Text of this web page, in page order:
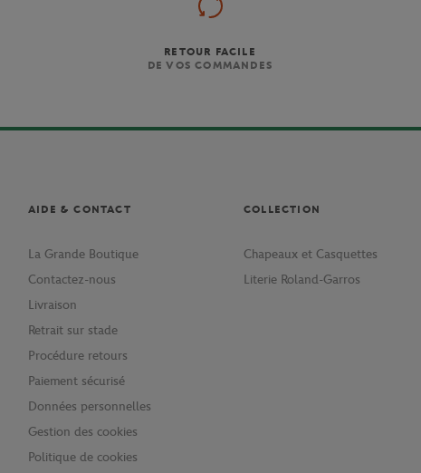
RETOUR FACILE
DE VOS COMMANDES
AIDE & CONTACT
La Grande Boutique
Contactez-nous
Livraison
Retrait sur stade
Procédure retours
Paiement sécurisé
Données personnelles
Gestion des cookies
Politique de cookies
COLLECTION
Chapeaux et Casquettes
Literie Roland-Garros